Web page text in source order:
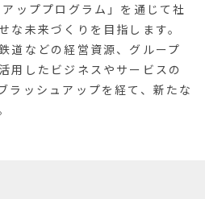
ッププログラム」を通じて社
な未来づくりを目指します。
道などの経営資源、グループ
用したビジネスやサービスの
ラッシュアップを経て、新たな